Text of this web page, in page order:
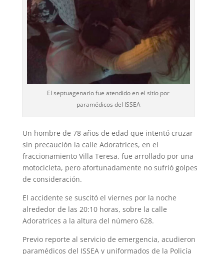
El septuagenario fue atendido en el sitio por
paramédicos del ISSEA
Un hombre de 78 años de edad que intentó cruzar
sin precaución la calle Adoratrices, en el
fraccionamiento Villa Teresa, fue arro­llado por una
motocicleta, pero afortunada­mente no sufrió golpes
de consideración.
El accidente se suscitó el viernes por la noche
alrededor de las 20:10 horas, sobre la calle
Adoratrices a la altura del número 628.
Previo reporte al servicio de emergencia, acudieron
paramédicos del ISSEA y unifor­mados de la Policía